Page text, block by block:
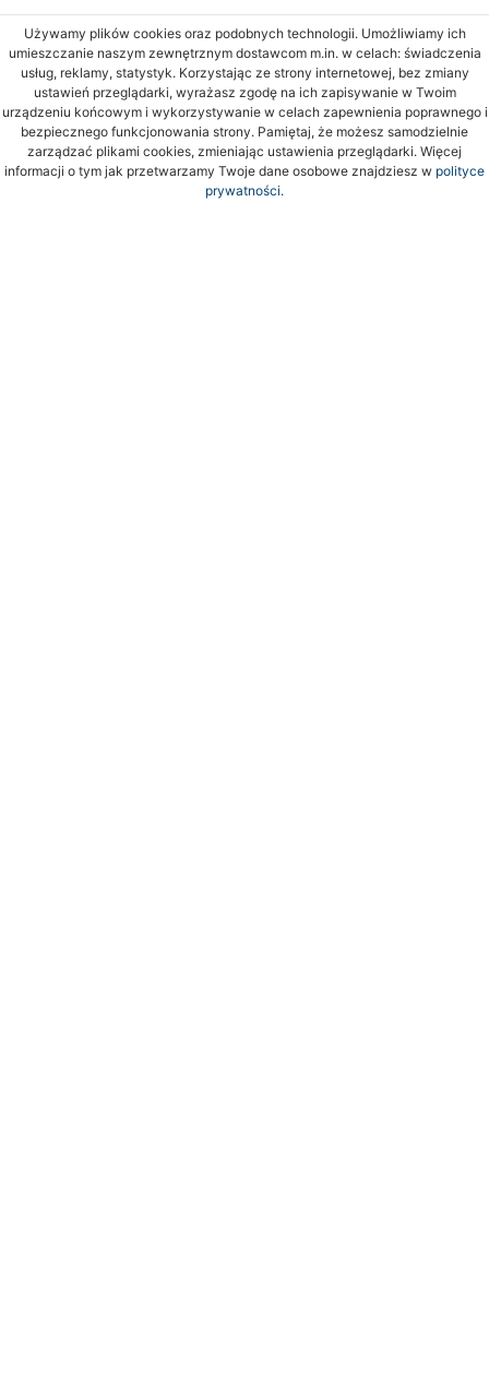
Używamy plików cookies oraz podobnych technologii. Umożliwiamy ich
umieszczanie naszym zewnętrznym dostawcom m.in. w celach: świadczenia
usług, reklamy, statystyk. Korzystając ze strony internetowej, bez zmiany
ustawień przeglądarki, wyrażasz zgodę na ich zapisywanie w Twoim
urządzeniu końcowym i wykorzystywanie w celach zapewnienia poprawnego i
bezpiecznego funkcjonowania strony. Pamiętaj, że możesz samodzielnie
zarządzać plikami cookies, zmieniając ustawienia przeglądarki. Więcej
informacji o tym jak przetwarzamy Twoje dane osobowe znajdziesz w polityce
prywatności.